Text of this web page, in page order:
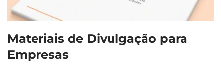
Materiais de Divulgação para
Empresas